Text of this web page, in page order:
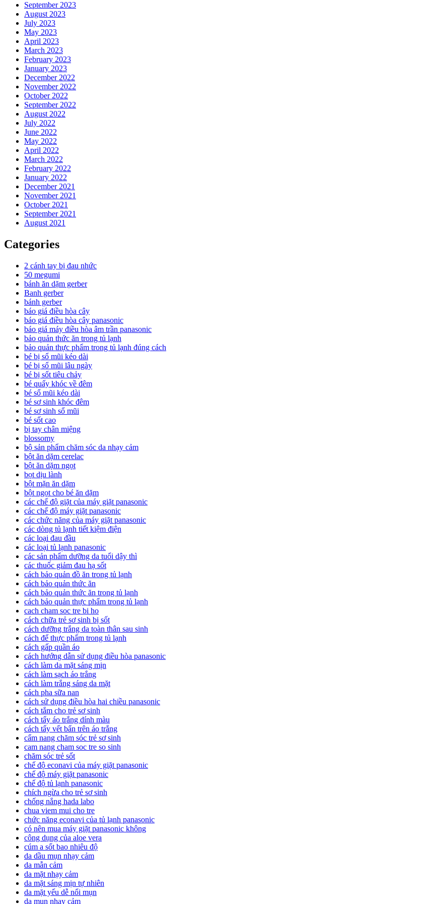
September 2023
August 2023
July 2023
May 2023
April 2023
March 2023
February 2023
January 2023
December 2022
November 2022
October 2022
September 2022
August 2022
July 2022
June 2022
May 2022
April 2022
March 2022
February 2022
January 2022
December 2021
November 2021
October 2021
September 2021
August 2021
Categories
2 cánh tay bị đau nhức
50 megumi
bánh ăn dặm gerber
Banh gerber
bánh gerber
báo giá điều hòa cây
báo giá điều hòa cây panasonic
báo giá máy điều hòa âm trần panasonic
bảo quản thức ăn trong tủ lạnh
bảo quản thực phẩm trong tủ lạnh đúng cách
bé bị sổ mũi kéo dài
bé bị sổ mũi lâu ngày
bé bị sốt tiêu chảy
bé quấy khóc về đêm
bé sổ mũi kéo dài
bé sơ sinh khóc đêm
bé sơ sinh sổ mũi
bé sốt cao
bị tay chân miệng
blossomy
bộ sản phẩm chăm sóc da nhạy cảm
bột ăn dặm cerelac
bột ăn dặm ngọt
bọt dịu lành
bột mặn ăn dặm
bột ngọt cho bé ăn dặm
các chế độ giặt của máy giặt panasonic
các chế độ máy giặt panasonic
các chức năng của máy giặt panasonic
các dòng tủ lạnh tiết kiệm điện
các loại đau đầu
các loại tủ lạnh panasonic
các sản phẩm dưỡng da tuổi dậy thì
các thuốc giảm đau hạ sốt
cách bảo quản đồ ăn trong tủ lạnh
cách bảo quản thức ăn
cách bảo quản thức ăn trong tủ lạnh
cách bảo quản thực phẩm trong tủ lạnh
cach cham soc tre bi ho
cách chữa trẻ sơ sinh bị sốt
cách dưỡng trắng da toàn thân sau sinh
cách để thực phẩm trong tủ lạnh
cách gấp quần áo
cách hướng dẫn sử dụng điều hòa panasonic
cách làm da mặt sáng mịn
cách làm sạch áo trắng
cách làm trắng sáng da mặt
cách pha sữa nan
cách sử dụng điều hòa hai chiều panasonic
cách tắm cho trẻ sơ sinh
cách tẩy áo trắng dính màu
cách tẩy vết bẩn trên áo trắng
cẩm nang chăm sóc trẻ sơ sinh
cam nang cham soc tre so sinh
chăm sóc trẻ sốt
chế độ econavi của máy giặt panasonic
chế độ máy giặt panasonic
chế độ tủ lạnh panasonic
chích ngừa cho trẻ sơ sinh
chống nắng hada labo
chua viem mui cho tre
chức năng econavi của tủ lạnh panasonic
có nên mua máy giặt panasonic không
công dụng của aloe vera
cúm a sốt bao nhiêu độ
da dầu mụn nhạy cảm
da mẫn cảm
da mặt nhạy cảm
da mặt sáng mịn tự nhiên
da mặt yếu dễ nổi mụn
da mụn nhạy cảm